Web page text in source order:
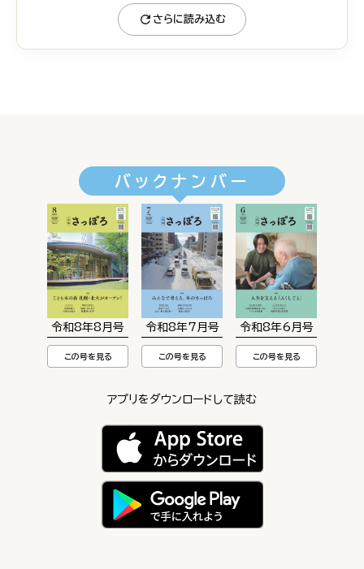
さらに読み込む
バックナンバー
令和8年8月号
この号を見る
令和8年7月号
この号を見る
令和8年6月号
この号を見る
アプリをダウンロードして読む